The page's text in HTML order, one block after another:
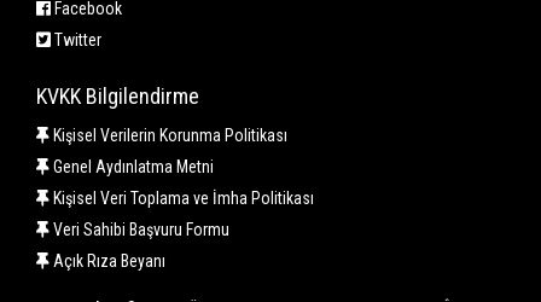
Facebook
Twitter
KVKK Bilgilendirme
Kişisel Verilerin Korunma Politikası
Genel Aydınlatma Metni
Kişisel Veri Toplama ve İmha Politikası
Veri Sahibi Başvuru Formu
Açık Rıza Beyanı